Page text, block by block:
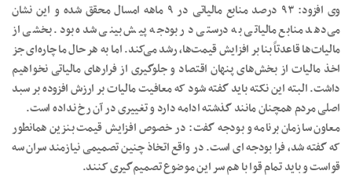
وی افزود: ۹۳ درصد منابع مالیاتی در ۹ ماهه امسال محقق شده و این نشان
می‌دهد منابع مالیاتی به درستی در بودجه پیش بینی شده بود. بخشی از
مالیات‌ها قاعدتاً بنا بر افزایش قیمت‌ها، رشد می‌کند. اما به هر حال ما چاره‌ای جز
اخذ مالیات از بخش‌های پنهان اقتصاد و جلوگیری از فرارهای مالیاتی نخواهیم
داشت. البته این نکته باید گفته شود که معافیت مالیات بر ارزش افزوده بر سبد
اصلی مردم همچنان مانند گذشته ادامه دارد و تغییری در آن رخ نداده است.
معاون سازمان برنامه و بودجه گفت: در خصوص افزایش قیمت بنزین همانطور
که گفته شد، فرا بودجه ای است. در واقع اتخاذ چنین تصمیمی نیازمند سران سه
قواست و باید تمام قوا با هم سر این موضوع تصمیم‌گیری کنند.